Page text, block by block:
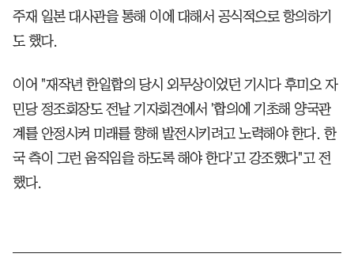
주재 일본 대사관을 통해 이에 대해서 공식적으로 항의하기
도 했다.
이어 "재작년 한일합의 당시 외무상이었던 기시다 후미오 자
민당 정조회장도 전날 기자회견에서 '합의에 기초해 양국관
계를 안정시켜 미래를 향해 발전시키려고 노력해야 한다. 한
국 측이 그런 움직임을 하도록 해야 한다'고 강조했다"고 전
했다.